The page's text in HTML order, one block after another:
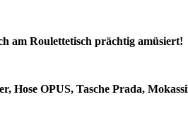
am Roulettetisch prächtig amüsiert!
Hose OPUS, Tasche Prada,